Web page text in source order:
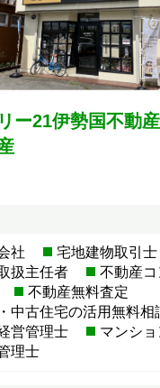
ー21伊勢国不動
社
宅地建物取引士
扱主任者
不動産コ
不動産無料査定
中古住宅の活用無料相
営管理士
マンシ
理士